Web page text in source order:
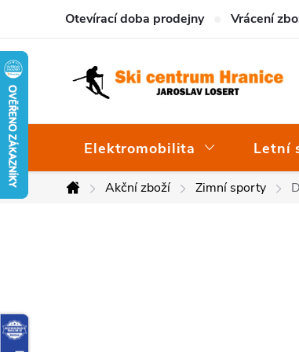
obsah
Otevírací doba prodejny Vrácení
Elektromobilita Letní
DomůAkční zboží Zimní sporty